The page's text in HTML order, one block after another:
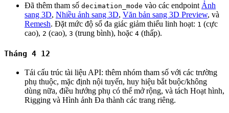
Đã thêm tham số decimation_mode vào các endpoint Ảnh
sang 3D, Nhiều ảnh sang 3D, Văn bản sang 3D Preview, và
Remesh. Đặt mức độ số đa giác giảm thiểu linh hoạt: 1 (cực
cao), 2 (cao), 3 (trung bình), hoặc 4 (thấp).
Tháng 4 12
Tái cấu trúc tài liệu API: thêm nhóm tham số với các trường
phụ thuộc, mặc định nội tuyến, huy hiệu bắt buộc/không
dùng nữa, điều hướng phụ có thể mở rộng, và tách Hoạt hình,
Rigging và Hình ảnh Đa thành các trang riêng.